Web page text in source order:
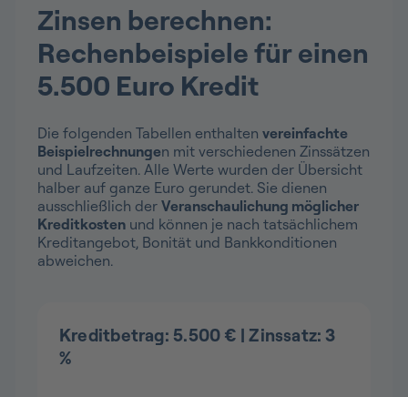
Zinsen berechnen:
Rechenbeispiele für einen
5.500 Euro Kredit
Die folgenden Tabellen enthalten vereinfachte
Beispielrechnungen mit verschiedenen Zinssätzen
und Laufzeiten. Alle Werte wurden der Übersicht
halber auf ganze Euro gerundet. Sie dienen
ausschließlich der Veranschaulichung möglicher
Kreditkosten und können je nach tatsächlichem
Kreditangebot, Bonität und Bankkonditionen
abweichen.
Kreditbetrag: 5.500 € | Zinssatz: 3
%